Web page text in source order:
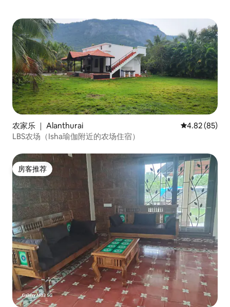
农家乐 ｜ Alanthurai 平均评分
4.82 (85)
LBS农场（Isha瑜伽附近的农场住宿）
房客推荐
房客推荐